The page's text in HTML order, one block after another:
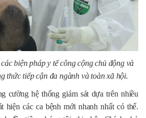
biện pháp y tế công cộng chủ động và
thức tiếp cận đa ngành và toàn xã hội.
cường hệ thống giám sát dựa trên nhiều
hiện các ca bệnh mới nhanh nhất có thể.